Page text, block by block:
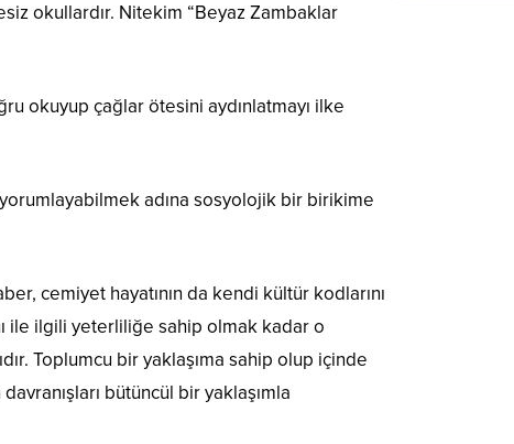
okullardır. Nitekim “Beyaz Zambaklar
okuyup çağlar ötesini aydınlatmayı ilke
adına sosyolojik bir birikime
cemiyet hayatının da kendi kültür kodlarını
ile ilgili yeterliliğe sahip olmak kadar o
Toplumcu bir yaklaşıma sahip olup içinde
bütüncül bir yaklaşımla